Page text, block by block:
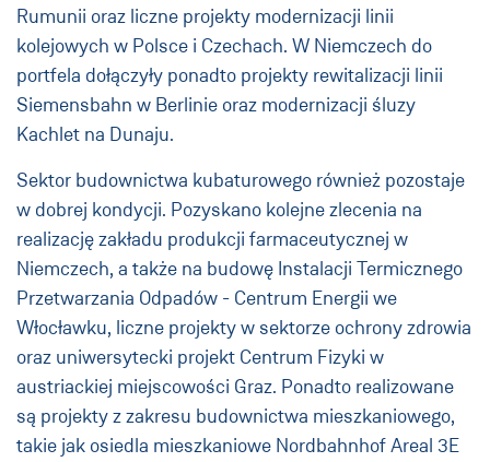
Rumunii oraz liczne projekty modernizacji linii
kolejowych w Polsce i Czechach. W Niemczech do
portfela dołączyły ponadto projekty rewitalizacji linii
Siemensbahn w Berlinie oraz modernizacji śluzy
Kachlet na Dunaju.
Sektor budownictwa kubaturowego również pozostaje
w dobrej kondycji. Pozyskano kolejne zlecenia na
realizację zakładu produkcji farmaceutycznej w
Niemczech, a także na budowę Instalacji Termicznego
Przetwarzania Odpadów - Centrum Energii we
Włocławku, liczne projekty w sektorze ochrony zdrowia
oraz uniwersytecki projekt Centrum Fizyki w
austriackiej miejscowości Graz. Ponadto realizowane
są projekty z zakresu budownictwa mieszkaniowego,
takie jak osiedla mieszkaniowe Nordbahnhof Areal 3E